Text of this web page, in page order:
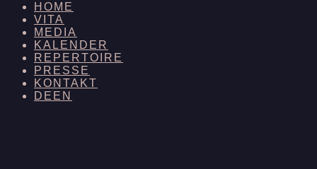
HOME
VITA
MEDIA
KALENDER
REPERTOIRE
PRESSE
KONTAKT
DE EN